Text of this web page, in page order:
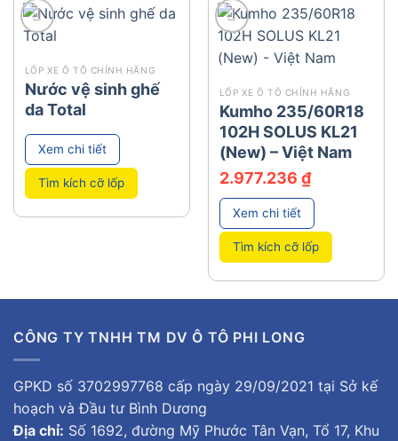
LỐP XE Ô TÔ CHÍNH HÃNG
Nước vệ sinh ghế
da Total
Xem chi tiết
Tìm kích cỡ lốp
add
LỐP XE Ô TÔ CHÍNH HÃNG
Kumho 235/60R18
102H SOLUS KL21
(New) – Việt Nam
2.977.236 ₫
Xem chi tiết
Tìm kích cỡ lốp
CÔNG TY TNHH TM DV Ô TÔ PHI LONG
GPKD số 3702997768 cấp ngày 29/09/2021 tại Sở kế
hoạch và Đầu tư Bình Dương
Địa chỉ: Số 1692, đường Mỹ Phước Tân Vạn, Tổ 17, Khu